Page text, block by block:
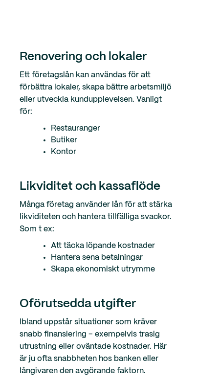
Renovering och lokaler
Ett företagslån kan användas för att
förbättra lokaler, skapa bättre arbetsmiljö
eller utveckla kundupplevelsen. Vanligt
för:
Restauranger
Butiker
Kontor
Likviditet och kassaflöde
Många företag använder lån för att stärka
likviditeten och hantera tillfälliga svackor.
Som t ex:
Att täcka löpande kostnader
Hantera sena betalningar
Skapa ekonomiskt utrymme
Oförutsedda utgifter
Ibland uppstår situationer som kräver
snabb finansiering – exempelvis trasig
utrustning eller oväntade kostnader. Här
är ju ofta snabbheten hos banken eller
långivaren den avgörande faktorn.